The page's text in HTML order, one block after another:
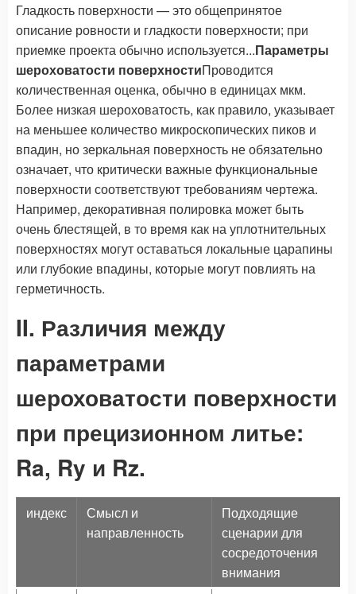
Гладкость поверхности — это общепринятое
описание ровности и гладкости поверхности; при
приемке проекта обычно используется...Параметры
шероховатости поверхностиПроводится
количественная оценка, обычно в единицах мкм.
Более низкая шероховатость, как правило, указывает
на меньшее количество микроскопических пиков и
впадин, но зеркальная поверхность не обязательно
означает, что критически важные функциональные
поверхности соответствуют требованиям чертежа.
Например, декоративная полировка может быть
очень блестящей, в то время как на уплотнительных
поверхностях могут оставаться локальные царапины
или глубокие впадины, которые могут повлиять на
герметичность.
II. Различия между
параметрами
шероховатости поверхности
при прецизионном литье:
Ra, Ry и Rz.
индекс
Смысл и
направленность
Подходящие
сценарии для
сосредоточения
внимания